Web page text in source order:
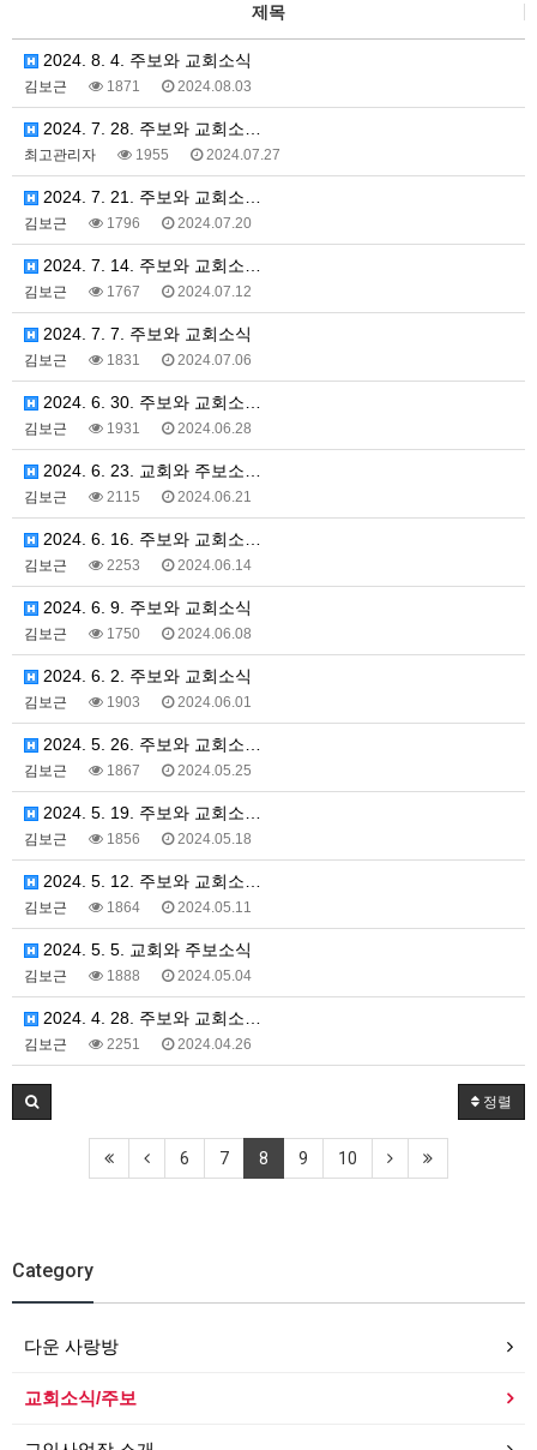
제목
2024. 8. 4. 주보와 교회소식
김보근 1871 2024.08.03
2024. 7. 28. 주보와 교회소…
최고관리자 1955 2024.07.27
2024. 7. 21. 주보와 교회소…
김보근 1796 2024.07.20
2024. 7. 14. 주보와 교회소…
김보근 1767 2024.07.12
2024. 7. 7. 주보와 교회소식
김보근 1831 2024.07.06
2024. 6. 30. 주보와 교회소…
김보근 1931 2024.06.28
2024. 6. 23. 교회와 주보소…
김보근 2115 2024.06.21
2024. 6. 16. 주보와 교회소…
김보근 2253 2024.06.14
2024. 6. 9. 주보와 교회소식
김보근 1750 2024.06.08
2024. 6. 2. 주보와 교회소식
김보근 1903 2024.06.01
2024. 5. 26. 주보와 교회소…
김보근 1867 2024.05.25
2024. 5. 19. 주보와 교회소…
김보근 1856 2024.05.18
2024. 5. 12. 주보와 교회소…
김보근 1864 2024.05.11
2024. 5. 5. 교회와 주보소식
김보근 1888 2024.05.04
2024. 4. 28. 주보와 교회소…
김보근 2251 2024.04.26
정렬
6 7 8 9 10
Category
다운 사랑방
교회소식/주보